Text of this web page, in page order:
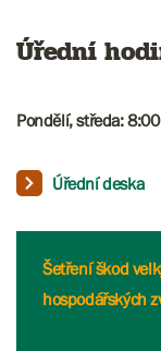
Úřední
Pondělí, středa:
Úřední deska
Šetření škod
hospodářských